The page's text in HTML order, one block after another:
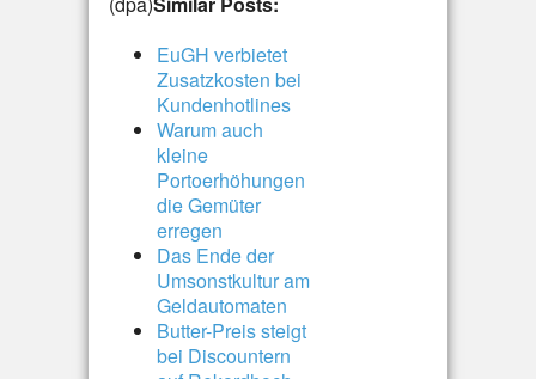
EuGH verbietet
Zusatzkosten bei
Kundenhotlines
Warum auch
kleine
Portoerhöhungen
die Gemüter
erregen
Das Ende der
Umsonstkultur am
Geldautomaten
Butter-Preis steigt
bei Discountern